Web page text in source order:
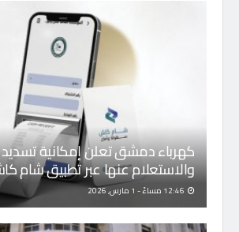
كهرباء دمشق تعلن إمكانية تسديد
والاستعلام عنها عبر تطبيق شام